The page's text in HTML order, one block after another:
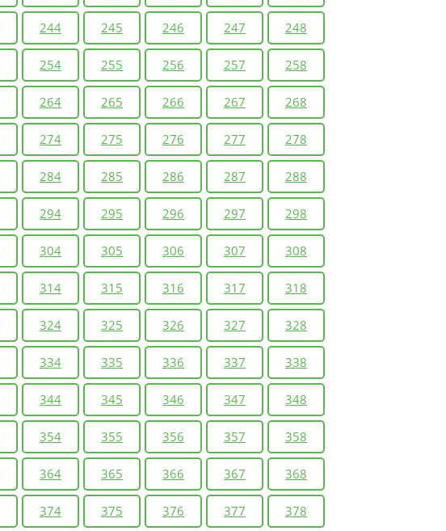
244 245 246 247 248
254 255 256 257 258
264 265 266 267 268
274 275 276 277 278
284 285 286 287 288
294 295 296 297 298
304 305 306 307 308
314 315 316 317 318
324 325 326 327 328
334 335 336 337 338
344 345 346 347 348
354 355 356 357 358
364 365 366 367 368
374 375 376 377 378